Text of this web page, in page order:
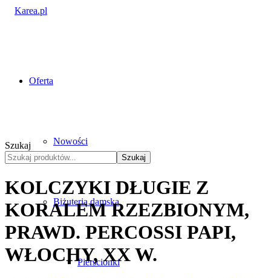
Oferta
Nowości
Biżuteria damska
Pierścionki
Szukaj
Szukaj
KOLCZYKI DŁUGIE Z
KORALEM RZEZBIONYM,
PRAWD. PERCOSSI PAPI,
WŁOCHY, XX W.